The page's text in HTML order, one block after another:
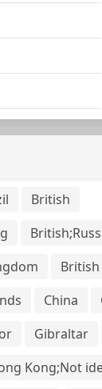
British
China
Gibraltar
Kong;Not